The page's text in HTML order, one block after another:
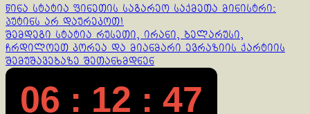
Continue
Reading
წინა სტატია ფინეთის საგარეო საქმეთა მინისტრი:
პუტინს არ დაურეკოთ!
შემდეგი სტატია რუსეთი, ირანი, ბელარუსი,
ჩრდილოეთ კორეა და მიანმარი ევრაზიის ქარტიის
შემუშავებაზე შეთანხმდნენ
06 : 12 : 48